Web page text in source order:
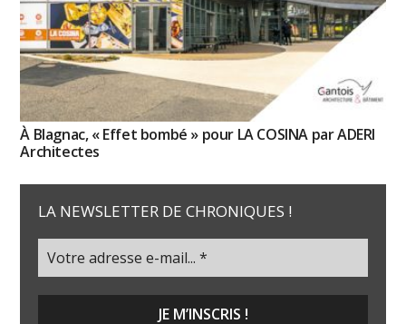
À Blagnac, « Effet bombé » pour LA COSINA par ADERI
Architectes
LA NEWSLETTER DE CHRONIQUES !